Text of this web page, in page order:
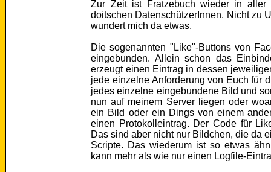
Zur Zeit ist Fratzebuch wieder in
doitschen DatenschützerInnen. Nicht zu
wundert mich da etwas.
Die sogenannten "Like"-Buttons von
eingebunden. Allein schon das
erzeugt einen Eintrag in dessen
jede einzelne Anforderung von Euch für
jedes einzelne eingebundene Bild und
nun auf meinem Server liegen oder
ein Bild oder ein Dings von einem
einen Protokolleintrag. Der Code für
Das sind aber nicht nur Bildchen, die da
Scripte. Das wiederum ist so etwas
kann mehr als wie nur einen Logfile-